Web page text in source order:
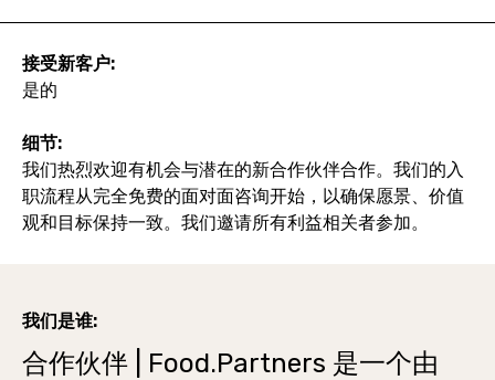
接受新客户:
是的
细节:
我们热烈欢迎有机会与潜在的新合作伙伴合作。我们的入
职流程从完全免费的面对面咨询开始，以确保愿景、价值
观和目标保持一致。我们邀请所有利益相关者参加。
我们是谁:
合作伙伴 | Food.Partners 是一个由